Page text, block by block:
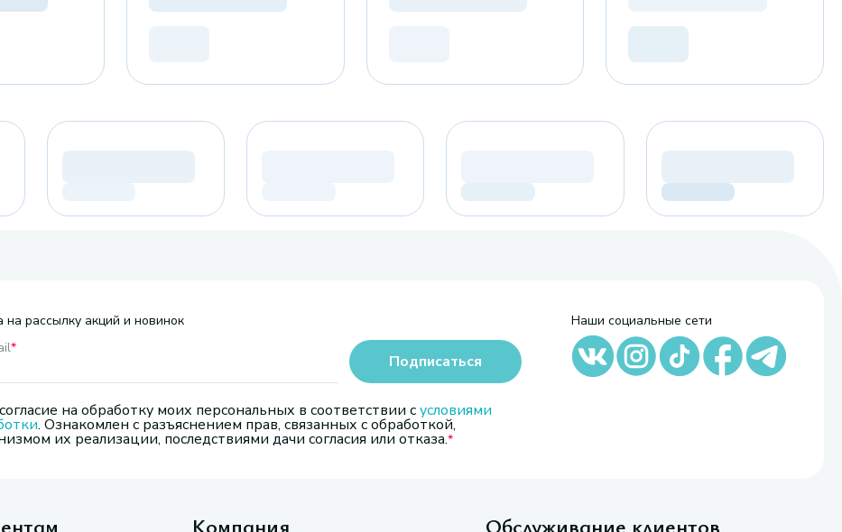
на рассылку акций и новинок
*
на обработку моих персональных в соответствии сусловиями
. Ознакомлен с разъяснением прав, связанных с обработкой,
их реализации, последствиями дачи согласия или отказа.
Подписаться
Наши социальные сети
Компания Обслуживание клиентов